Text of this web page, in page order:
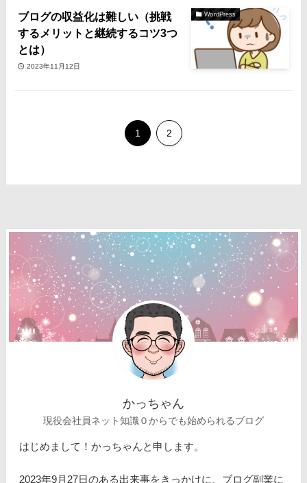
WordPress
ブログの収益化は難しい（挑戦
するメリットと継続するコツ3つ
とは）
2023年11月12日
1 2
かっちゃん
現役会社員ネット知識０からでも始められるブログ
はじめまして！かっちゃんと申します。
2023年9月27日のある出来事をきっかけに、ブログ副業に